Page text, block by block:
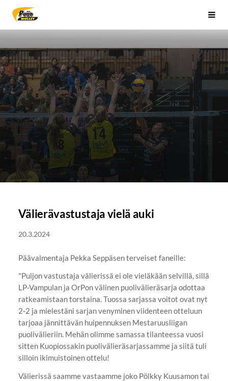
Siirry
sivun
Sivuston etusivulle
Välierävastustaja vielä auki
20.3.2024
Päävalmentaja Pekka Seppäsen terveiset faneille:
"Puijon vastustaja välierissä ei ole vieläkään selvillä, sillä
LP-Vampulan ja OrPon välinen puolivälieräsarja odottaa
ratkeamistaan torstaina. Tuossa sarjassa voitot ovat nyt
2-2 ja mielestäni sarjan venyminen viidenteen otteluun
tarjoaa jännittävän huipennuksen Mestaruusliigan
puolivälieriin. Mehän olimme samassa tilanteessa vuosi
sitten Kuopiossakin puolivälieräsarjassamme ja siitä tuli
silloin ikimuistoinen ottelu!
Välierissä saamme vastaamme joko Pölkky Kuusamon tai